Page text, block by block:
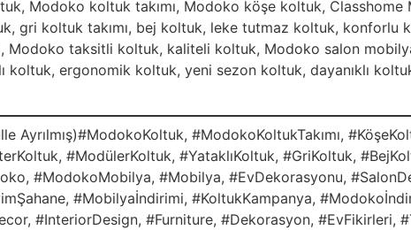
Modoko koltuk takımı, Modoko köşe koltuk,
gri koltuk takımı, bej koltuk, leke tutmaz koltuk, konforlu
Modoko taksitli koltuk, kaliteli koltuk, Modoko salon
koltuk, ergonomik koltuk, yeni sezon koltuk, dayanıklı
Ayrılmış)#ModokoKoltuk, #ModokoKoltukTakımı,
#ModülerKoltuk, #YataklıKoltuk, #GriKoltuk,
#ModokoMobilya, #Mobilya, #EvDekorasyonu,
#Mobilyaİndirimi, #KoltukKampanya,
#InteriorDesign, #Furniture, #Dekorasyon,